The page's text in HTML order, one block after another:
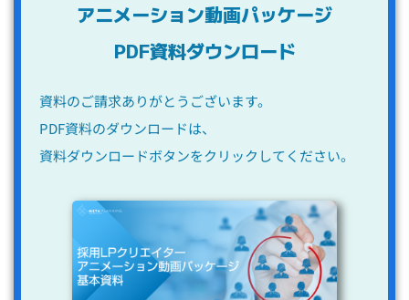
アニメーション動画パッケージ
PDF資料ダウンロード
資料のご請求ありがとうございます。
PDF資料のダウンロードは、
資料ダウンロードボタンをクリックしてください。